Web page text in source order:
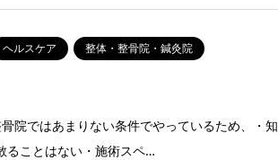
ヘルスケア 整体・整骨院・鍼灸院
院ではあまりない条件でやっているため、・知
ることはない・施術スペ…